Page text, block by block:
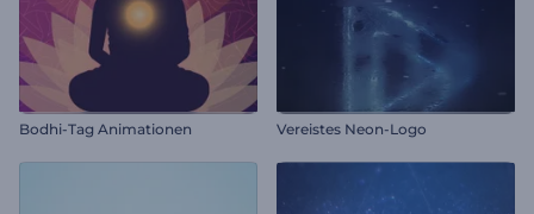
Bodhi-Tag Animationen Vereistes Neon-Logo